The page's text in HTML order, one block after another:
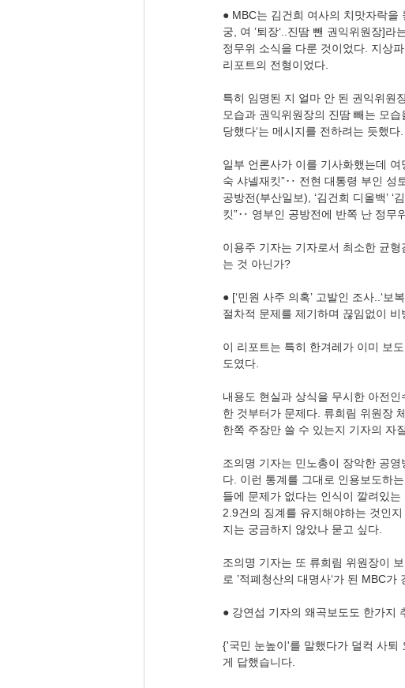
● MBC는 김건희 여사의 치맛자락을
궁, 여 ’퇴장‘..진땀 뺀 권익위원장]
정무위 소식을 다룬 것이었다. 지상
리포트의 전형이었다.
특히 임명된 지 얼마 안 된 권익위원
모습과 권익위원장의 진땀 빼는 모
당했다‘는 메시지를 전하려는 듯했다.
일부 언론사가 이를 기사화했는데
숙 샤넬재킷”‥ 전현 대통령 부인 성
공방전(부산일보), ‘김건희 디올백’ ‘
킷”‥ 영부인 공방전에 반쪽 난 정무
이용주 기자는 기자로서 최소한 균
는 것 아닌가?
● [‘민원 사주 의혹’ 고발인 조사..‘
절차적 문제를 제기하며 끊임없이
이 리포트는 특히 한겨레가 이미 보
도였다.
내용도 현실과 상식을 무시한 아전
한 것부터가 문제다. 류희림 위원장
한쪽 주장만 쓸 수 있는지 기자의 자
조의명 기자는 민노총이 장악한 공
다. 이런 통계를 그대로 인용보도하
들에 문제가 없다는 인식이 깔려있
2.9건의 징계를 유지해야하는 것인
지는 궁금하지 않았나 묻고 싶다.
조의명 기자는 또 류희림 위원장이
로 ’적폐청산의 대명사‘가 된 MBC
● 강연섭 기자의 왜곡보도도 한가지
{'국민 눈높이'를 말했다가 덜컥 사퇴
게 답했습니다.